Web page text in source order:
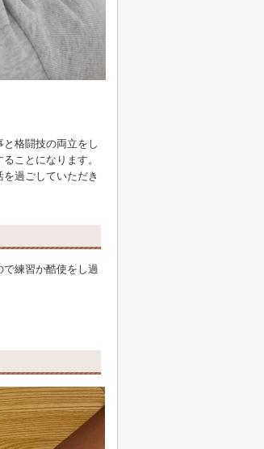
格闘技の両立をし
ことになります。
過ごしていただき
練習か酷使をし過